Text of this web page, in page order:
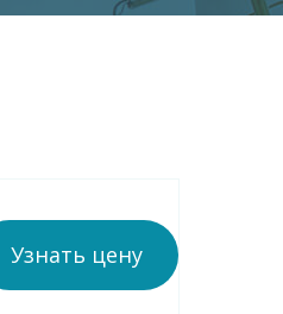
Узнать цену